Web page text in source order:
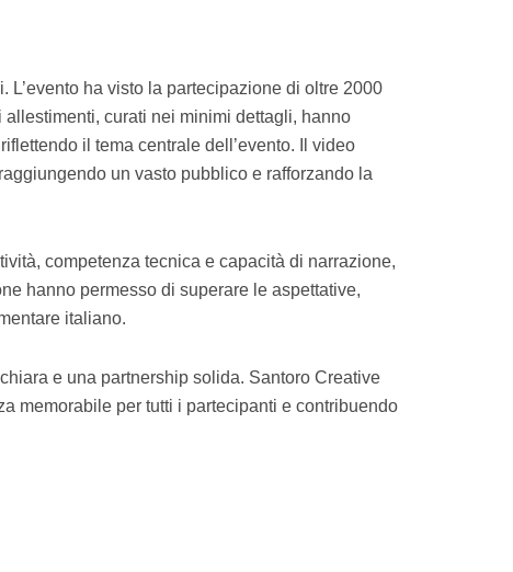
ha visto la partecipazione di oltre 2000
curati nei minimi dettagli, hanno
il tema centrale dell’evento. Il video
un vasto pubblico e rafforzando la
competenza tecnica e capacità di narrazione,
hanno permesso di superare le aspettative,
italiano.
e una partnership solida. Santoro Creative
memorabile per tutti i partecipanti e contribuendo